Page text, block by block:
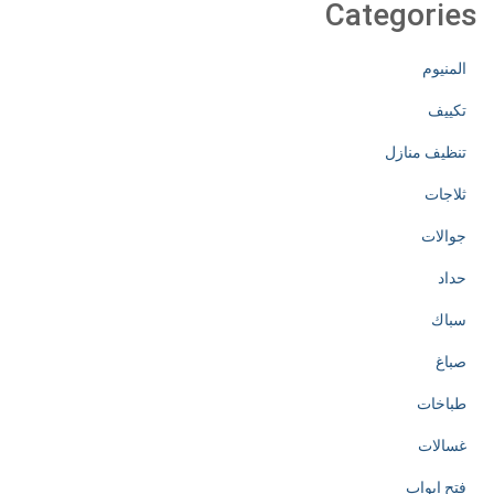
Categories
المنيوم
تكييف
تنظيف منازل
ثلاجات
جوالات
حداد
سباك
صباغ
طباخات
غسالات
فتح ابواب